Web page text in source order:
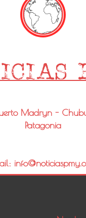
Madryn -
Patagonia